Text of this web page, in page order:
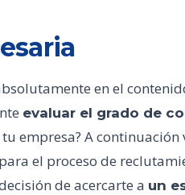
en el
evaluar el grado de
empresa? A
el proceso de
de acercarte a un